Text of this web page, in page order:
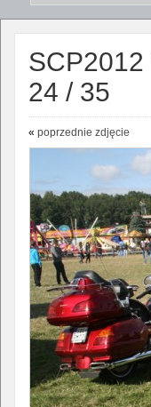
24 / 35
« poprzednie zdjęcie